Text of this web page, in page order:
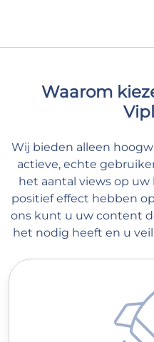
Waarom
Wij bieden alleen
actieve, echte
het aantal views op
positief effect hebben
ons kunt u uw content
het nodig heeft en u